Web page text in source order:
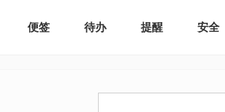
便签 待办 提醒 安全